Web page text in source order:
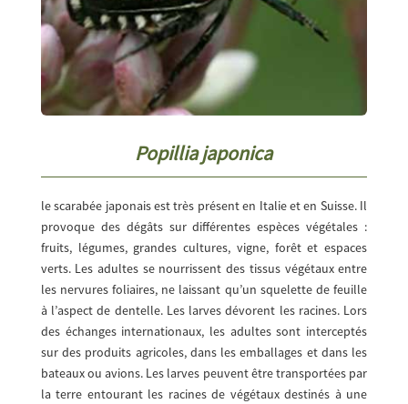
Popillia japonica
le scarabée japonais est très présent en Italie et en Suisse. Il
provoque des dégâts sur différentes espèces végétales :
fruits, légumes, grandes cultures, vigne, forêt et espaces
verts. Les adultes se nourrissent des tissus végétaux entre
les nervures foliaires, ne laissant qu’un squelette de feuille
à l’aspect de dentelle. Les larves dévorent les racines. Lors
des échanges internationaux, les adultes sont interceptés
sur des produits agricoles, dans les emballages et dans les
bateaux ou avions. Les larves peuvent être transportées par
la terre entourant les racines de végétaux destinés à une